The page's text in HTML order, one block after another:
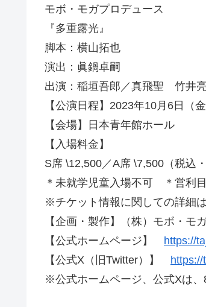
モボ・モガプロデュース
『多重露光』
脚本：横山拓也
演出：眞鍋卓嗣
出演：稲垣吾郎／真飛聖 竹
【公演日程】2023年10月6日（
【会場】日本青年館ホール
【入場料金】
S席 \12,500／A席 \7,500（税
＊未就学児童入場不可 ＊営利
※チケット情報に関しての詳細
【企画・製作】（株）モボ・モ
【公式ホームページ】 https://
【公式X（旧Twitter）】 https://
※公式ホームページ、公式Xは